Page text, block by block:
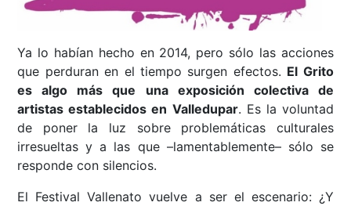
Ya lo habían hecho en 2014, pero sólo las acciones
que perduran en el tiempo surgen efectos. El Grito
es algo más que una exposición colectiva de
artistas establecidos en Valledupar. Es la voluntad
de poner la luz sobre problemáticas culturales
irresueltas y a las que –lamentablemente– sólo se
responde con silencios.
El Festival Vallenato vuelve a ser el escenario: ¿Y